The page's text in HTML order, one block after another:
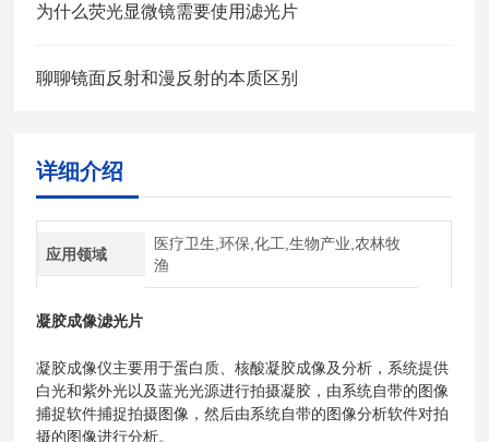
为什么荧光显微镜需要使用滤光片
聊聊镜面反射和漫反射的本质区别
详细介绍
应用领域
医疗卫生,环保,化工,生物产业,农林牧
渔
凝胶成像滤光片
凝胶成像仪主要用于蛋白质、核酸凝胶成像及分析，系统提供
白光和紫外光以及蓝光光源进行拍摄凝胶，由系统自带的图像
捕捉软件捕捉拍摄图像，然后由系统自带的图像分析软件对拍
摄的图像进行分析。